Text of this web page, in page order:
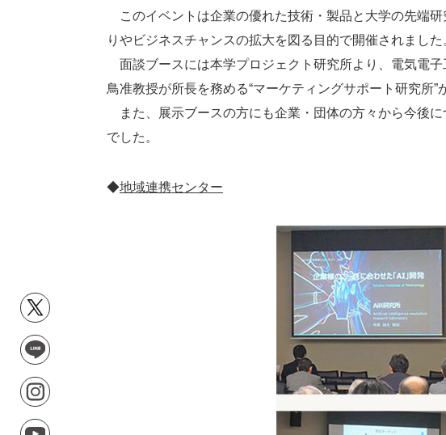
このイベントは企業の優れた技術・製品と大学の先端
りやビジネスチャンスの拡大を図る目的で開催されました
面談ブースには本学プロジェクト研究所より、電気電
鳥准教授が所長を務める“マーケティングサポート研究所
また、展示ブースの方にも企業・団体の方々から今後
でした。
◆地域連携センター